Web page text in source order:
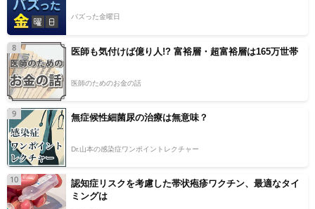
バズった金曜日
8 医師も気付けば億り人!? 富裕層・超富裕層は165万世帯
医師のためのお金の話
9 無症候性細菌尿の治療は無意味？
Dr.山本の感染症ワンポイントレクチャー
10
認知症リスクを考慮した帯状疱疹ワクチン、最適なタイ
ミングは